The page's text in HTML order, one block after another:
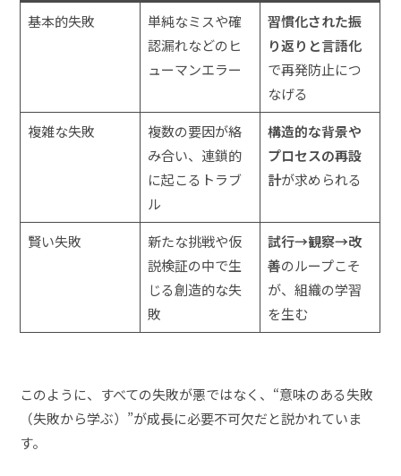
基本的失敗
単純なミスや確
認漏れなどのヒ
ューマンエラー
習慣化された振
り返りと言語化
で再発防止につ
なげる
複雑な失敗
複数の要因が絡
み合い、連鎖的
に起こるトラブ
ル
構造的な背景や
プロセスの再設
計が求められる
賢い失敗
新たな挑戦や仮
説検証の中で生
じる創造的な失
敗
試行→観察→改
善のループこそ
が、組織の学習
を生む
このように、すべての失敗が悪ではなく、“意味のある失敗
（失敗から学ぶ）”が成長に必要不可欠だと説かれていま
す。